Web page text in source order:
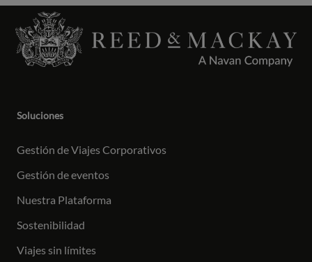
Soluciones
Gestión de Viajes Corporativos
Gestión de eventos
Nuestra Plataforma
Sostenibilidad
Viajes sin límites